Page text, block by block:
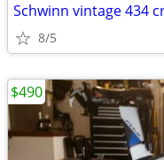
Schwinn vintage 434
8/5
$490